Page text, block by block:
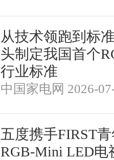
从技术领跑到标
头制定我国首个
行业标准
中国家电网 2026-
五度携手FIRST
RGB-Mini LED电